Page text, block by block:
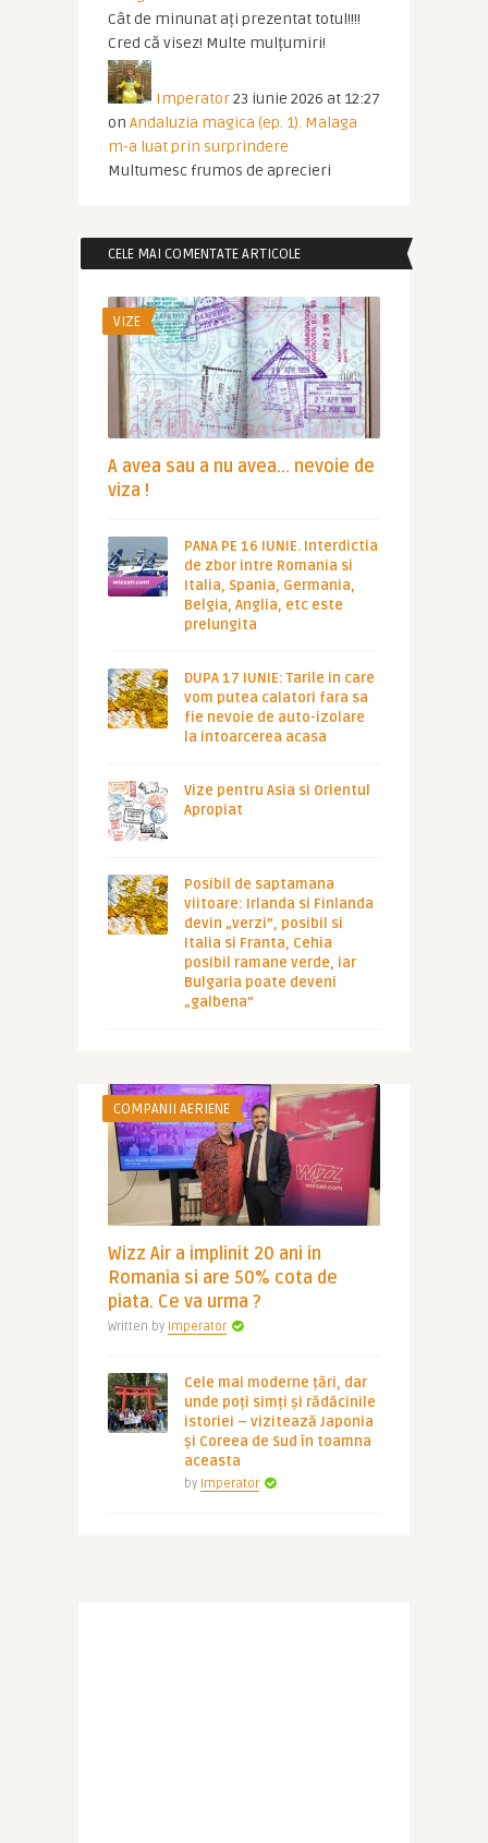
Cât de minunat ați prezentat totul!!!!
Cred că visez! Multe mulțumiri!
Imperator23 iunie 2026 at 12:27
on Andaluzia magica (ep. 1). Malaga
m-a luat prin surprindere
Multumesc frumos de aprecieri
CELE MAI COMENTATE ARTICOLE
VIZE
A avea sau a nu avea… nevoie de
viza !
PANA PE 16 IUNIE. Interdictia
de zbor intre Romania si
Italia, Spania, Germania,
Belgia, Anglia, etc este
prelungita
DUPA 17 IUNIE: Tarile in care
vom putea calatori fara sa
fie nevoie de auto-izolare
la intoarcerea acasa
Vize pentru Asia si Orientul
Apropiat
Posibil de saptamana
viitoare: Irlanda si Finlanda
devin „verzi”, posibil si
Italia si Franta, Cehia
posibil ramane verde, iar
Bulgaria poate deveni
„galbena”
COMPANII AERIENE
Wizz Air a implinit 20 ani in
Romania si are 50% cota de
piata. Ce va urma ?
Written by Imperator
Cele mai moderne țări, dar
unde poți simți și rădăcinile
istoriei – vizitează Japonia
și Coreea de Sud în toamna
aceasta
by Imperator